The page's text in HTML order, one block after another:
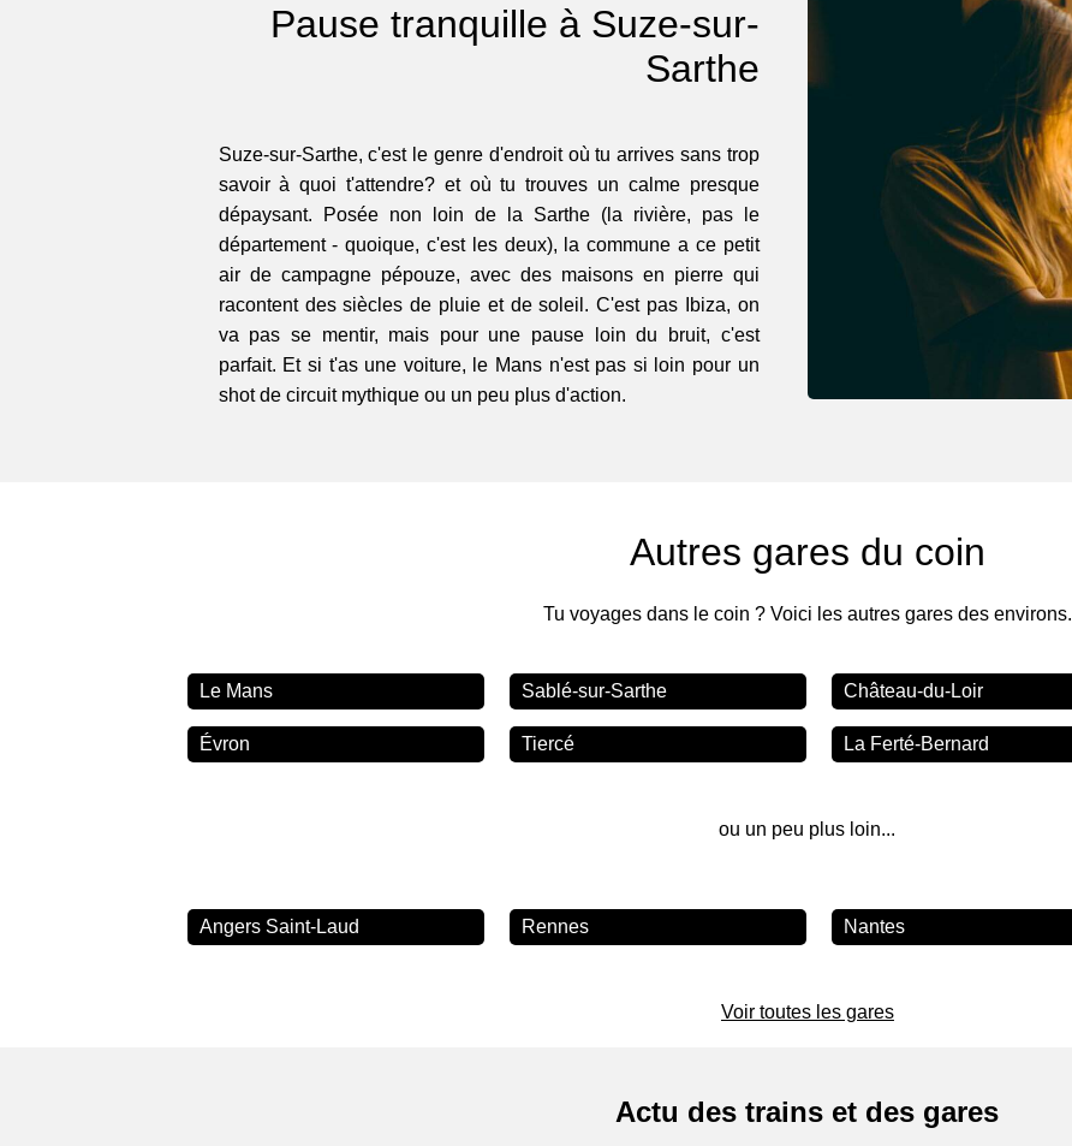
Pause tranquille à Suze-sur-
Sarthe
Suze-sur-Sarthe, c'est le genre d'endroit où tu arrives sans trop
savoir à quoi t'attendre? et où tu trouves un calme presque
dépaysant. Posée non loin de la Sarthe (la rivière, pas le
département - quoique, c'est les deux), la commune a ce petit
air de campagne pépouze, avec des maisons en pierre qui
racontent des siècles de pluie et de soleil. C'est pas Ibiza, on
va pas se mentir, mais pour une pause loin du bruit, c'est
parfait. Et si t'as une voiture, le Mans n'est pas si loin pour un
shot de circuit mythique ou un peu plus d'action.
Autres gares du coin
Tu voyages dans le coin ? Voici les autres gares des environs.
Le Mans Sablé-sur-Sarthe Château-du-Loir
Évron Tiercé La Ferté-Bernard
ou un peu plus loin...
Angers Saint-Laud Rennes Nantes
Voir toutes les gares
Actu des trains et des gares